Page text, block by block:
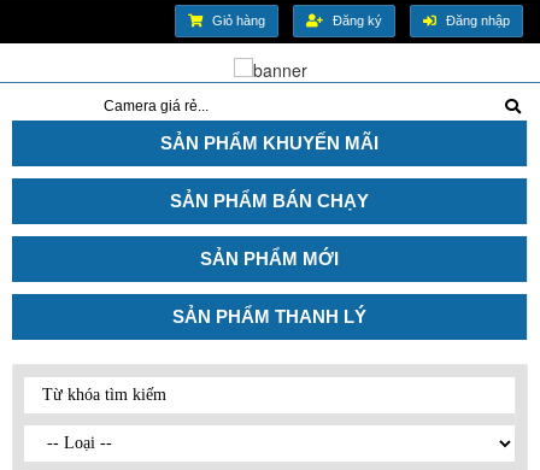
Giỏ hàng Đăng ký Đăng nhập
SẢN PHẨM KHUYẾN MÃI
SẢN PHẨM BÁN CHẠY
SẢN PHẨM MỚI
SẢN PHẨM THANH LÝ